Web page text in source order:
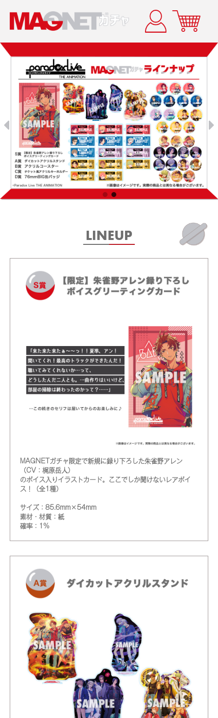
LINEUP
MAGNETガチャ限定で新規に録り下ろした朱雀野アレン
（CV：梶原岳人）
のボイス入りイラストカード。ここでしか聞けないレアボイ
ス！（全1種）
サイズ：85.6mm×54mm
素材・材質：紙
確率：1%